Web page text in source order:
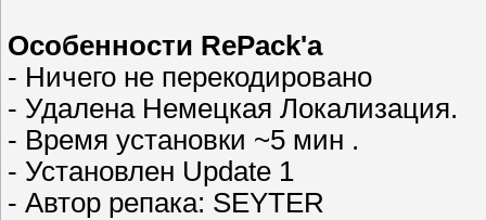
Особенности RePack'a
- Ничего не перекодировано
- Удалена Немецкая Локализация.
- Время установки ~5 мин .
- Установлен Update 1
- Автор репака: SEYTER